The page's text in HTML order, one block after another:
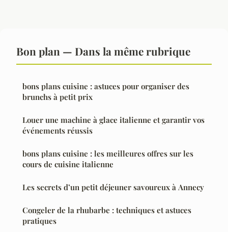
Bon plan — Dans la même rubrique
bons plans cuisine : astuces pour organiser des
brunchs à petit prix
Louer une machine à glace italienne et garantir vos
événements réussis
bons plans cuisine : les meilleures offres sur les
cours de cuisine italienne
Les secrets d’un petit déjeuner savoureux à Annecy
Congeler de la rhubarbe : techniques et astuces
pratiques